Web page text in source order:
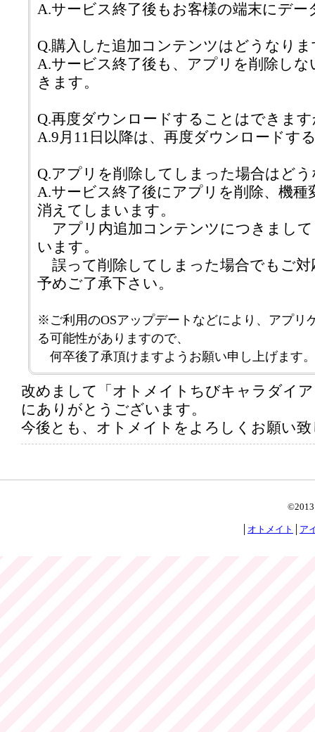
A.サービス終了後もお客様の端末にデー
Q.購入した追加コンテンツはどうなり
A.サービス終了後も、アプリを削除し
きます。
Q.再度ダウンロードすることはできま
A.9月11日以降は、再度ダウンロードす
Q.アプリを削除してしまった場合はど
A.サービス終了後にアプリを削除、機種
消えてしまいます。
アプリ内追加コンテンツにつきまし
います。
誤って削除してしまった場合でもご対
予めご了承下さい。
※ご利用のOSアップデートなどにより、アプリ
る可能性がありますので、
何卒後了承頂けますようお願い申し上げます。
改めまして「オトメイトちびキャラダイ
にありがとうございます。
今後とも、オトメイトをよろしくお願い
©2013
オトメイト ア